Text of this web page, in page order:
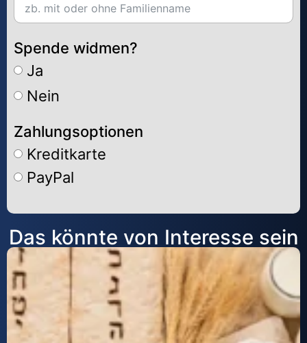
Spende widmen?
Ja
Nein
Zahlungsoptionen
Kreditkarte
PayPal
Alternative:
Das könnte von Interesse sein